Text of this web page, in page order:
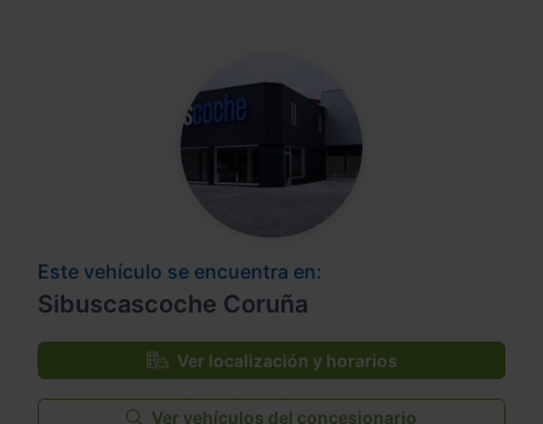
Este vehículo se encuentra en:
Sibuscascoche Coruña
Ver localización y horarios
Ver vehículos del concesionario